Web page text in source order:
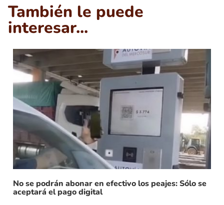
También le puede
interesar...
No se podrán abonar en efectivo los peajes: Sólo se
aceptará el pago digital